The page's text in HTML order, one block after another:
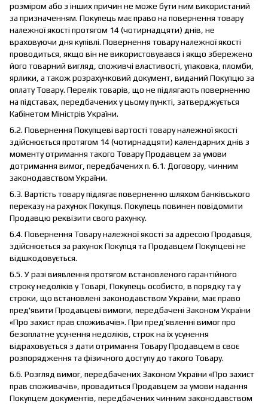
розміром або з інших причин не може бути ним використаний
за призначенням. Покупець має право на повернення товару
належної якості протягом 14 (чотирнадцяти) днів, не
враховуючи дня купівлі. Повернення товару належної якості
проводиться, якщо він не використовувався і якщо збережено
його товарний вигляд, споживчі властивості, упаковка, пломби,
ярлики, а також розрахунковий документ, виданий Покупцю за
оплату Товару. Перелік товарів, що не підлягають поверненню
на підставах, передбачених у цьому пункті, затверджується
Кабінетом Міністрів України.
6.2. Повернення Покупцеві вартості товару належної якості
здійснюється протягом 14 (чотирнадцяти) календарних днів з
моменту отримання такого Товару Продавцем за умови
дотримання вимог, передбачених п. 6.1. Договору, чинним
законодавством України.
6.3. Вартість товару підлягає поверненню шляхом банківського
переказу на рахунок Покупця. Покупець повинен повідомити
Продавцю реквізити свого рахунку.
6.4. Повернення Товару належної якості за адресою Продавця,
здійснюється за рахунок Покупця та Продавцем Покупцеві не
відшкодовується.
6.5. У разі виявлення протягом встановленого гарантійного
строку недоліків у Товарі, Покупець особисто, в порядку та у
строки, що встановлені законодавством України, має право
пред'явити Продавцеві вимоги, передбачені Законом України
«Про захист прав споживачів». При пред’явленні вимог про
безоплатне усунення недоліків, строк на їх усунення
відраховується з дати отримання Товару Продавцем в своє
розпорядження та фізичного доступу до такого Товару.
6.6. Розгляд вимог, передбачених Законом України «Про захист
прав споживачів», провадиться Продавцем за умови надання
Покупцем документів, передбачених чинним законодавством